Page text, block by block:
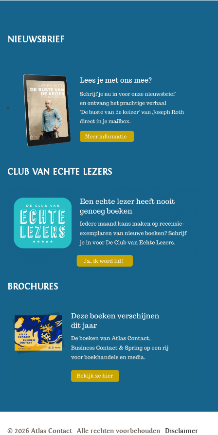
NIEUWSBRIEF
CLUB VAN ECHTE LEZERS
BROCHURES
© 2026 Atlas Contact Alle rechten voorbehouden Disclaimer